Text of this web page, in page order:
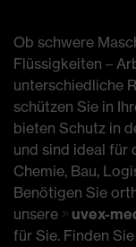
Ob schwere
Flüssigkeiten –
unterschiedliche
schützen Sie in
bieten Schutz in
und sind ideal für
Chemie, Bau,
Benötigen Sie
unsere
uvex-
für Sie. Finden